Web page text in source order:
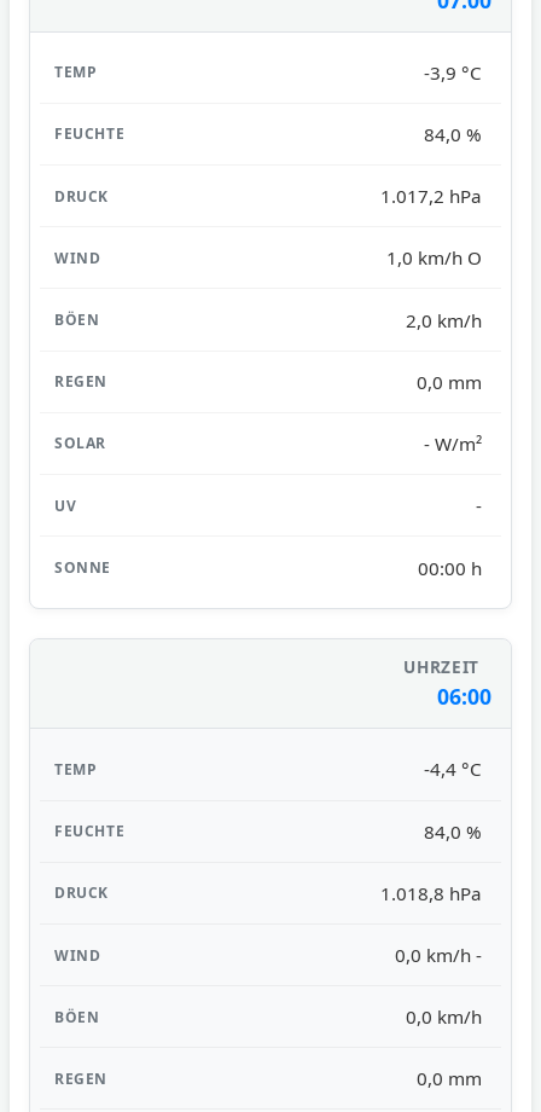
-3,9 °C
84,0 %
1.017,2 hPa
1,0 km/h O
2,0 km/h
0,0 mm
- W/m²
-
00:00 h
06:00
-4,4 °C
84,0 %
1.018,8 hPa
0,0 km/h -
0,0 km/h
0,0 mm